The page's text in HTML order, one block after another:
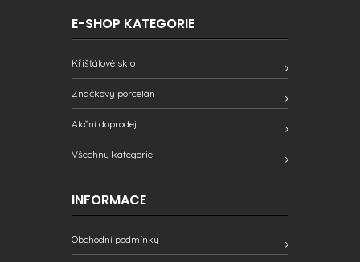
E-SHOP KATEGORIE
Křišťálové sklo
Značkový porcelán
Akční doprodej
Všechny kategorie
INFORMACE
Obchodní podmínky